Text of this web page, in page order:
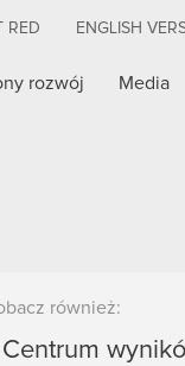
RED ENGLISH
rozwój Media
również:
Centrum